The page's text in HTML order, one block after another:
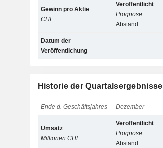
Gewinn pro Aktie
CHF
Veröffentlicht
Prognose
Abstand
Datum der
Veröffentlichung
Historie der Quartalsergebnisse
Ende d. Geschäftsjahres Dezember
Umsatz
Millionen CHF
Veröffentlicht
Prognose
Abstand